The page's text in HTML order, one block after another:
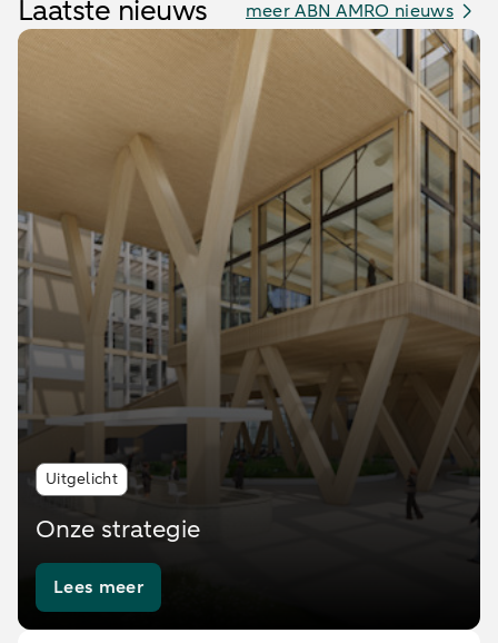
Laatste nieuws meer ABN AMRO nieuws
Onze strategie
Uitgelicht
Lees meer